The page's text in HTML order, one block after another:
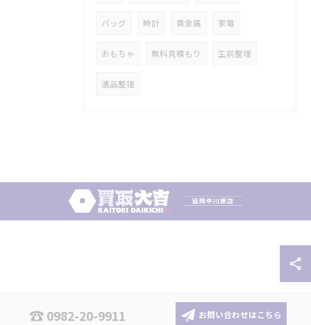
バッグ 時計 貴金属 家電
おもちゃ 無料見積もり 生前整理
遺品整理
0982-20-9911 お問い合わせはこちら